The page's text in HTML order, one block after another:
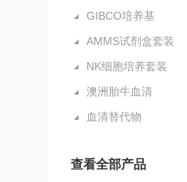
GIBCO培养基
AMMS试剂盒套装
NK细胞培养套装
澳洲胎牛血清
血清替代物
查看全部产品